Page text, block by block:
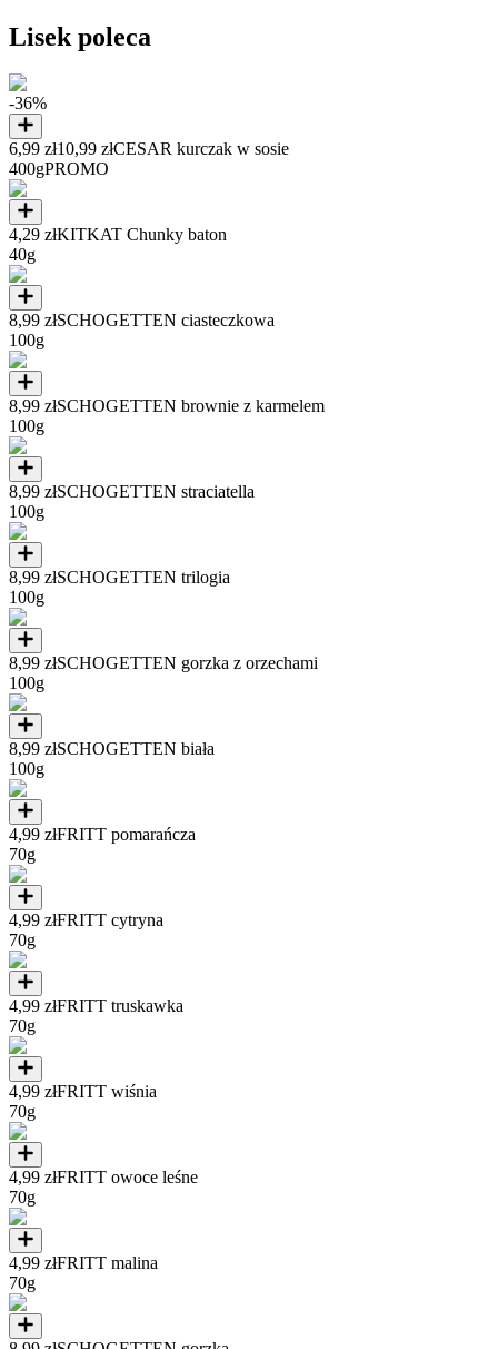
Lisek poleca
-36%
6,99 zł10,99 złCESAR kurczak w sosie
400gPROMO
4,29 złKITKAT Chunky baton
40g
8,99 złSCHOGETTEN ciasteczkowa
100g
8,99 złSCHOGETTEN brownie z karmelem
100g
8,99 złSCHOGETTEN straciatella
100g
8,99 złSCHOGETTEN trilogia
100g
8,99 złSCHOGETTEN gorzka z orzechami
100g
8,99 złSCHOGETTEN biała
100g
4,99 złFRITT pomarańcza
70g
4,99 złFRITT cytryna
70g
4,99 złFRITT truskawka
70g
4,99 złFRITT wiśnia
70g
4,99 złFRITT owoce leśne
70g
4,99 złFRITT malina
70g